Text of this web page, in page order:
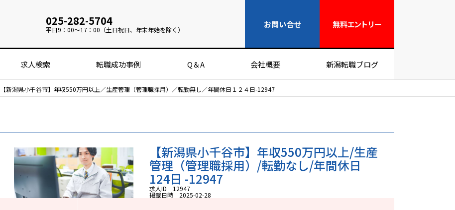
025-282-5704
平日9：00～17：00（土日祝日、年末年始を除く）
お問い合せ 無料エントリー
求人検索 転職成功事例 Q＆A 会社概要 新潟転職ブログ
【新潟県小千谷市】年収550万円以上／生産管理（管理職採用）／転勤無し／年間休日１２４日-12947
【新潟県小千谷市】年収550万円以上/生産
管理（管理職採用）/転勤なし/年間休日
124日 -12947
求人ID 12947
掲載日時 2025-02-28